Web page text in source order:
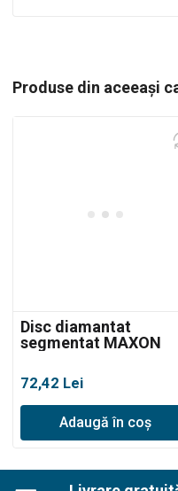
Produse din aceeași
Disc diamantat
segmentat MAXON
72,42 Lei
Adaugă în coș